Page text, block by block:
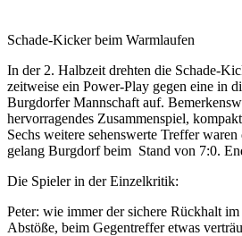
Schade-Kicker beim Warmlaufen
In der 2. Halbzeit drehten die Schade-
zeitweise ein Power-Play gegen eine in
Burgdorfer Mannschaft auf.
hervorragendes Zusammenspiel,
Sechs weitere sehenswerte Treffer
gelang Burgdorf beim Stand von 7:0.
Die Spieler in der Einzelkritik:
Peter: wie immer der sichere Rückhalt im
Abstöße, beim Gegentreffer etwas